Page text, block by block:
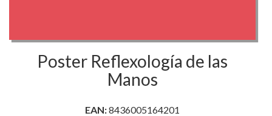
Poster Reflexología de las
Manos
EAN:8436005164201